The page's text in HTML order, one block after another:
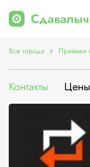
Все города Приёмки
Контакты Цены